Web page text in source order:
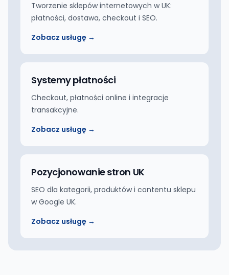
Tworzenie sklepów internetowych w UK:
płatności, dostawa, checkout i SEO.
Zobacz usługę →
Systemy płatności
Checkout, płatności online i integracje
transakcyjne.
Zobacz usługę →
Pozycjonowanie stron UK
SEO dla kategorii, produktów i contentu sklepu
w Google UK.
Zobacz usługę →